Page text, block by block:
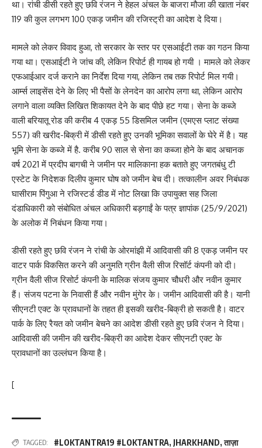
था। रांची डीसी रहते हुए छवि रंजन ने हेहल अंचल के बाजरा मौजा की खाता नंबर
119 की कुल लगभग 100 एकड़ जमीन की रजिस्ट्री का आदेश दे दिया।
मामले को लेकर विवाद हुआ, तो सरकार के स्तर पर एसआईटी तक का गठन किया
गया था। एसआईटी ने जांच की, लेकिन रिपोर्ट ही गायब हो गयी । मामले को लेकर
एफआईआर दर्ज कराने का निर्देश दिया गया, लेकिन तब तक रिपोर्ट मिल गयी।
आर्म्स लाइसेंस देने के लिए भी पैसों के लेनदेन का आरोप लगा था, लेकिन आरोप
लगाने वाला व्यक्ति लिखित शिकायत देने के बाद पीछे हट गया। सेना के कब्जे
वाली बरियातू रोड की करीब 4 एकड़ 55 डिसमिल जमीन (एमएस प्लाट संख्या
557) की खरीद-बिक्री में डीसी रहते हुए उनकी भूमिका सवालों के घेरे में है। यह
भूमि सेना के कब्जे में है. करीब 90 साल से सेना का कब्जा होने के बाद अचानक
वर्ष 2021 में प्रदीप बागची ने जमीन पर मालिकाना हक बताते हुए जगतबंधु टी
एस्टेट के निदेशक दिलीप कुमार घोष को जमीन बेच दी। तत्कालीन अवर निबंधक
घासीराम पिंगुआ ने रजिस्टर्ड डीड में नोट लिखा कि उपायुक्त सह जिला
दंडाधिकारी को संबोधित अंचल अधिकारी बड़गाईं के पत्र ज्ञापांक (25/9/2021)
के अलोक में निबंधन किया गया।
डीसी रहते हुए छवि रंजन ने रांची के ओरमांझी में आदिवासी की 8 एकड़ जमीन पर
वाटर पार्क विकसित करने की अनुमति ग्रीन वैली सीज रिसॉर्ट कंपनी को दी।
ग्रीन वैली सीज रिसोर्ट कंपनी के मालिक संजय कुमार चौधरी और नवीन कुमार
हैं। संजय पटना के निवासी हैं और नवीन मुंगेर के। जमीन आदिवासी की है। यानी
सीएनटी एक्ट के प्रावधानों के तहत ही इसकी खरीद-बिक्री हो सकती है। वाटर
पार्क के लिए रैयत को जमीन बेचने का आदेश डीसी रहते हुए छवि रंजन ने दिया।
आदिवासी की जमीन की खरीद-बिक्री का आदेश देकर सीएनटी एक्ट के
प्रावधानों का उल्लंघन किया है।
[
TAGGED: #LOKTANTRA19 #LOKTANTRA, JHARKHAND,ताज़ा